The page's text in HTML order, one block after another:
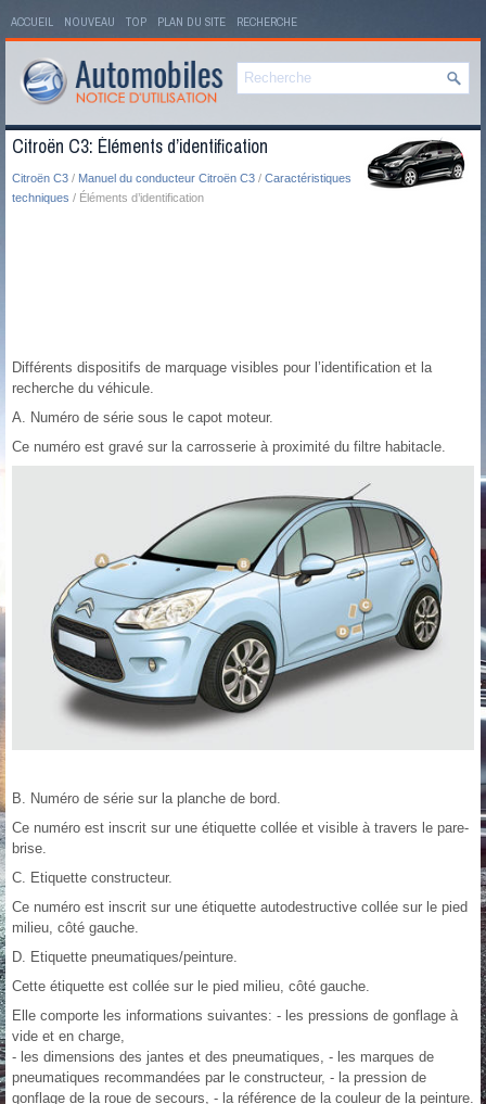
ACCUEIL NOUVEAU TOP PLAN DU SITE RECHERCHE
Citroën C3: Éléments d’identification
Citroën C3 / Manuel du conducteur Citroën C3 / Caractéristiques
techniques / Éléments d’identification
Différents dispositifs de marquage visibles pour l’identification et la
recherche du véhicule.
A. Numéro de série sous le capot moteur.
Ce numéro est gravé sur la carrosserie à proximité du filtre habitacle.
B. Numéro de série sur la planche de bord.
Ce numéro est inscrit sur une étiquette collée et visible à travers le pare-
brise.
C. Etiquette constructeur.
Ce numéro est inscrit sur une étiquette autodestructive collée sur le pied
milieu, côté gauche.
D. Etiquette pneumatiques/peinture.
Cette étiquette est collée sur le pied milieu, côté gauche.
Elle comporte les informations suivantes: - les pressions de gonflage à
vide et en charge,
- les dimensions des jantes et des pneumatiques, - les marques de
pneumatiques recommandées par le constructeur, - la pression de
gonflage de la roue de secours, - la référence de la couleur de la peinture.